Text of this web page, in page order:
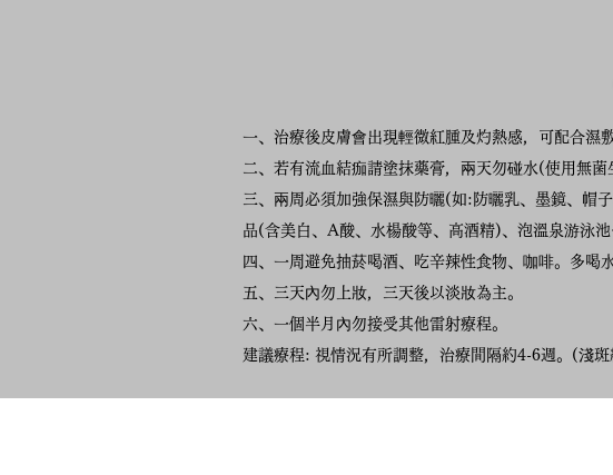
一、治療後皮膚會出現輕微紅腫及灼熱感，可配合濕
二、若有流血結痂請塗抹藥膏，兩天勿碰水(使用無
三、兩周必須加強保濕與防曬(如:防曬乳、墨鏡、帽
品(含美白、A酸、水楊酸等、高酒精)、泡溫泉游泳池
四、一周避免抽菸喝酒、吃辛辣性食物、咖啡。多喝
五、三天內勿上妝，三天後以淡妝為主。
六、一個半月內勿接受其他雷射療程。
建議療程: 視情況有所調整，治療間隔約4-6週。(淺